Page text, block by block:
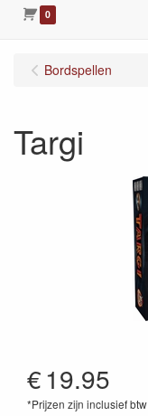
0
Bordspellen
Targi
€19.95
*Prijzen zijn inclusief btw